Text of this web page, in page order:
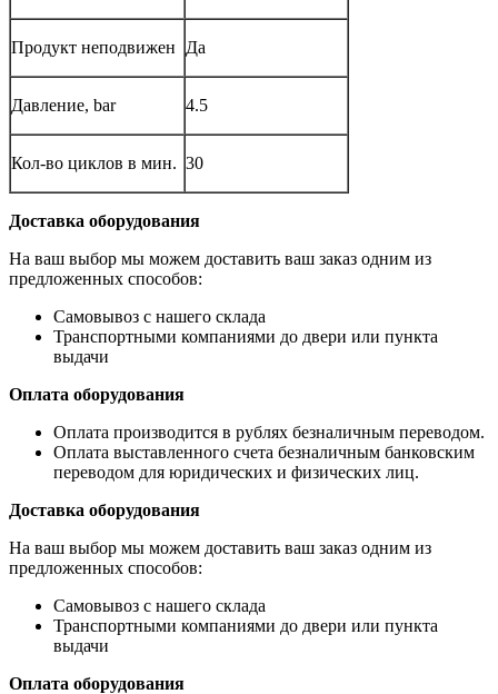
Продукт неподвижен Да
Давление, bar 4.5
Кол-во циклов в мин. 30
Доставка оборудования
На ваш выбор мы можем доставить ваш заказ одним из
предложенных способов:
Самовывоз с нашего склада
Транспортными компаниями до двери или пункта
выдачи
Оплата оборудования
Оплата производится в рублях безналичным переводом.
Оплата выставленного счета безналичным банковским
переводом для юридических и физических лиц.
Доставка оборудования
На ваш выбор мы можем доставить ваш заказ одним из
предложенных способов:
Самовывоз с нашего склада
Транспортными компаниями до двери или пункта
выдачи
Оплата оборудования